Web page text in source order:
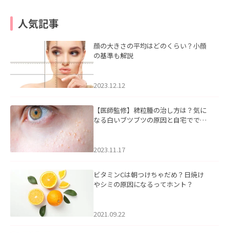
人気記事
顔の大きさの平均はどのくらい？小顔
の基準も解説
2023.12.12
【医師監修】稗粒腫の治し方は？気に
なる白いブツブツの原因と自宅ででき
2023.11.17
ビタミンCは朝つけちゃだめ？日焼け
やシミの原因になるってホント？
2021.09.22